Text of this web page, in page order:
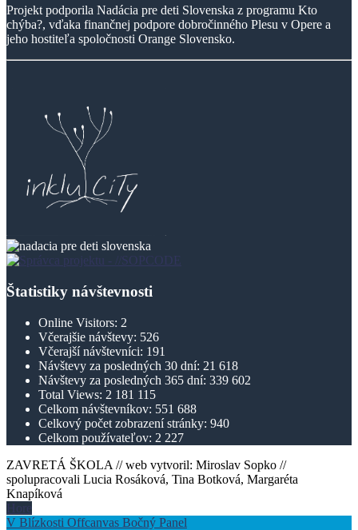
Projekt podporila Nadácia pre deti Slovenska z programu Kto
chýba?, vďaka finančnej podpore dobročinného Plesu v Opere a
jeho hostiteľa spoločnosti Orange Slovensko.
Štatistiky návštevnosti
Online Visitors: 2
Včerajšie návštevy: 526
Včerajší návštevníci: 191
Návštevy za posledných 30 dní: 21 618
Návštevy za posledných 365 dní: 339 602
Total Views: 2 181 115
Celkom návštevníkov: 551 688
Celkový počet zobrazení stránky: 940
Celkom používateľov: 2 227
ZAVRETÁ ŠKOLA // web vytvoril: Miroslav Sopko //
spolupracovali Lucia Rosáková, Tina Botková, Margaréta
Knapíková
Hore
V Blízkosti Offcanvas Bočný Panel